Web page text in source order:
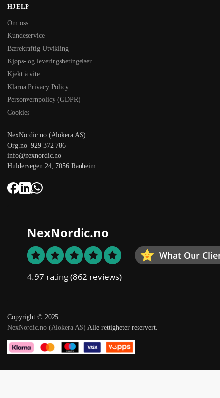
HJELP
Om oss
Kundeservice
Bærekraftig Utvikling
Kjøps- og leveringsbetingelser
Kjekt å vite
Klarna Privacy Policy
Personvernpolicy (GDPR)
Cookies
NexNordic.no (Alokera AS)
Org.no: 929 372 786
info@nexnordic.no
Huldervegen 24, 7056 Ranheim
NexNordic.no
What Our
4.97 rating(862 reviews)
Copyright © 2025
NexNordic.no (Alokera AS) Alle rettigheter reservert.